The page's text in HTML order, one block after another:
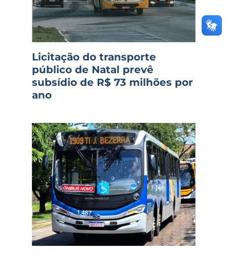
Licitação do transporte
público de Natal prevê
subsídio de R$ 73 milhões por
ano